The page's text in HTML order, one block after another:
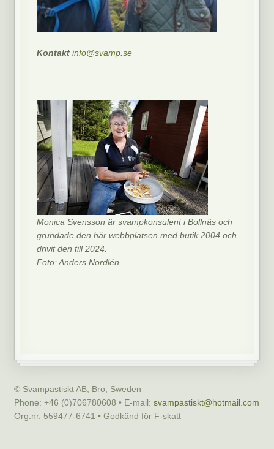
Kontaktinfo@svamp.se
Monica Svensson är svampkonsulent i Bollnäs och
grundade den här webbplatsen med butik 2004 och
drivit den till 2024.
Foto: Anders Nordlén.
© Svampastiskt AB, Bro, Sweden
Phone: +46 (0)706780608 • E-mail: svampastiskt@hotmail.com
Org.nr. 559477-6741 • Godkänd för F-skatt